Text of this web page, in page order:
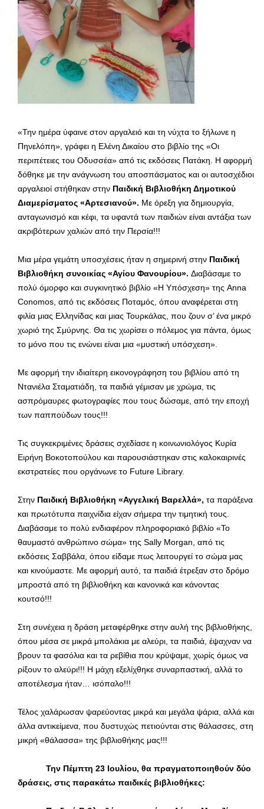
«Την ημέρα ύφαινε στον αργαλειό και τη νύχτα το ξήλωνε η
Πηνελόπη», γράφει η Ελένη Δικαίου στο βιβλίο της «Οι
περιπέτειες του Οδυσσέα» από τις εκδόσεις Πατάκη. Η αφορμή
δόθηκε με την ανάγνωση του αποσπάσματος και οι αυτοσχέδιοι
αργαλειοί στήθηκαν στην Παιδική Βιβλιοθήκη Δημοτικού
Διαμερίσματος «Αρτεσιανού». Με όρεξη για δημιουργία,
ανταγωνισμό και κέφι, τα υφαντά των παιδιών είναι αντάξια των
ακριβότερων χαλιών από την Περσία!!!
Μια μέρα γεμάτη υποσχέσεις ήταν η σημερινή στην Παιδική
Βιβλιοθήκη συνοικίας «Αγίου Φανουρίου». Διαβάσαμε το
πολύ όμορφο και συγκινητικό βιβλίο «Η Υπόσχεση» της Anna
Conomos, από τις εκδόσεις Ποταμός, όπου αναφέρεται στη
φιλία μιας Ελληνίδας και μιας Τουρκάλας, που ζουν σ’ ένα μικρό
χωριό της Σμύρνης. Θα τις χωρίσει ο πόλεμος για πάντα, όμως
το μόνο που τις ενώνει είναι μια «μυστική υπόσχεση».
Με αφορμή την ιδιαίτερη εικονογράφηση του βιβλίου από τη
Ντανιέλα Σταματιάδη, τα παιδιά γέμισαν με χρώμα, τις
ασπρόμαυρες φωτογραφίες που τους δώσαμε, από την εποχή
των παππούδων τους!!!
Τις συγκεκριμένες δράσεις σχεδίασε η κοινωνιολόγος Κυρία
Ειρήνη Βοκοτοπούλου και παρουσιάστηκαν στις καλοκαιρινές
εκστρατείες που οργάνωνε το Future Library.
Στην Παιδική Βιβλιοθήκη «Αγγελική Βαρελλά», τα παράξενα
και πρωτότυπα παιχνίδια είχαν σήμερα την τιμητική τους.
Διαβάσαμε το πολύ ενδιαφέρον πληροφοριακό βιβλίο «Το
θαυμαστό ανθρώπινο σώμα» της Sally Morgan, από τις
εκδόσεις Σαββάλα, όπου είδαμε πως λειτουργεί το σώμα μας
και κινούμαστε. Με αφορμή αυτό, τα παιδιά έτρεξαν στο δρόμο
μπροστά από τη βιβλιοθήκη και κανονικά και κάνοντας
κουτσό!!!
Στη συνέχεια η δράση μεταφέρθηκε στην αυλή της βιβλιοθήκης,
όπου μέσα σε μικρά μπολάκια με αλεύρι, τα παιδιά, έψαχναν να
βρουν τα φασόλια και τα ρεβίθια που κρύψαμε, χωρίς όμως να
ρίξουν το αλεύρι!!! Η μάχη εξελίχθηκε συναρπαστική, αλλά το
αποτέλεσμα ήταν… ισόπαλο!!!
Τέλος χαλάρωσαν ψαρεύοντας μικρά και μεγάλα ψάρια, αλλά και
άλλα αντικείμενα, που δυστυχώς πετιούνται στις θάλασσες, στη
μικρή «θάλασσα» της βιβλιοθήκης μας!!!
Την Πέμπτη 23 Ιουλίου, θα πραγματοποιηθούν δύο
δράσεις, στις παρακάτω παιδικές βιβλιοθήκες: